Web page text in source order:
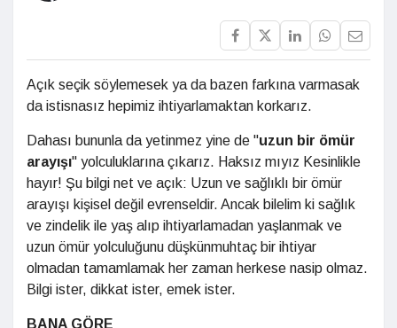
Açık seçik söylemesek ya da bazen farkına varmasak
da istisnasız hepimiz ihtiyarlamaktan korkarız.
Dahası bununla da yetinmez yine de "uzun bir ömür
arayışı" yolculuklarına çıkarız. Haksız mıyız Kesinlikle
hayır! Şu bilgi net ve açık: Uzun ve sağlıklı bir ömür
arayışı kişisel değil evrenseldir. Ancak bilelim ki sağlık
ve zindelik ile yaş alıp ihtiyarlamadan yaşlanmak ve
uzun ömür yolculuğunu düşkünmuhtaç bir ihtiyar
olmadan tamamlamak her zaman herkese nasip olmaz.
Bilgi ister, dikkat ister, emek ister.
BANA GÖRE